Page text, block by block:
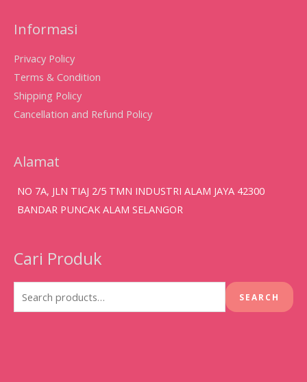
Informasi
Privacy Policy
Terms & Condition
Shipping Policy
Cancellation and Refund Policy
Alamat
NO 7A, JLN TIAJ 2/5 TMN INDUSTRI ALAM JAYA 42300
BANDAR PUNCAK ALAM SELANGOR
Cari Produk
Search
SEARCH